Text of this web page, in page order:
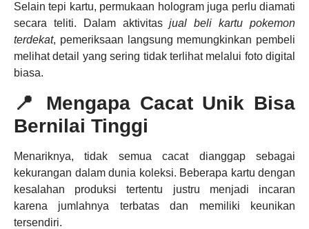
Selain tepi kartu, permukaan hologram juga perlu diamati
secara teliti. Dalam aktivitasjual beli kartu pokemon
terdekat, pemeriksaan langsung memungkinkan pembeli
melihat detail yang sering tidak terlihat melalui foto digital
biasa.
📍 Mengapa Cacat Unik Bisa
Bernilai Tinggi
Menariknya, tidak semua cacat dianggap sebagai
kekurangan dalam dunia koleksi. Beberapa kartu dengan
kesalahan produksi tertentu justru menjadi incaran
karena jumlahnya terbatas dan memiliki keunikan
tersendiri.